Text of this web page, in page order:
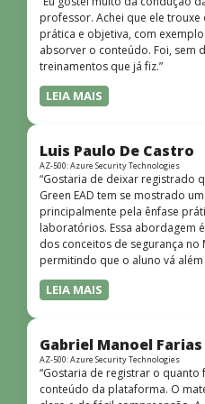
professor. Achei que ele
prática e objetiva, com
absorver o conteúdo. Foi, sem
treinamentos que já fiz.”
LEIA MAIS
Luis Paulo De Castro
AZ-500: Azure Security Technologies
“Gostaria de deixar registrado
Green EAD tem se mostrado
principalmente pela ênfase
laboratórios. Essa abordagem
dos conceitos de segurança no
permitindo que o aluno vá
conhecimentos em cenários
ponto muito positivo é a
quem não tem uma bagagem
LEIA MAIS
Gabriel Manoel Farias
AZ-500: Azure Security Technologies
“Gostaria de registrar o
conteúdo da plataforma. O